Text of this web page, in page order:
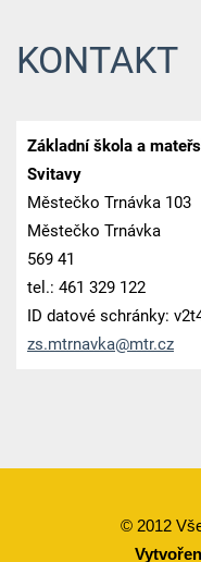
KONTAKT
Základní škola a
Svitavy
Městečko Trnávka 103
Městečko Trnávka
569 41
tel.: 461 329 122
ID datové schránky:
zs.mtrnavka@mtr.cz
© 2012